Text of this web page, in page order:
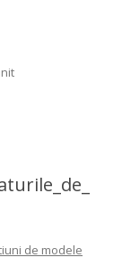
de modele